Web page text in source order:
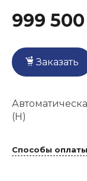
999
Заказать
(H)
Способы оплаты